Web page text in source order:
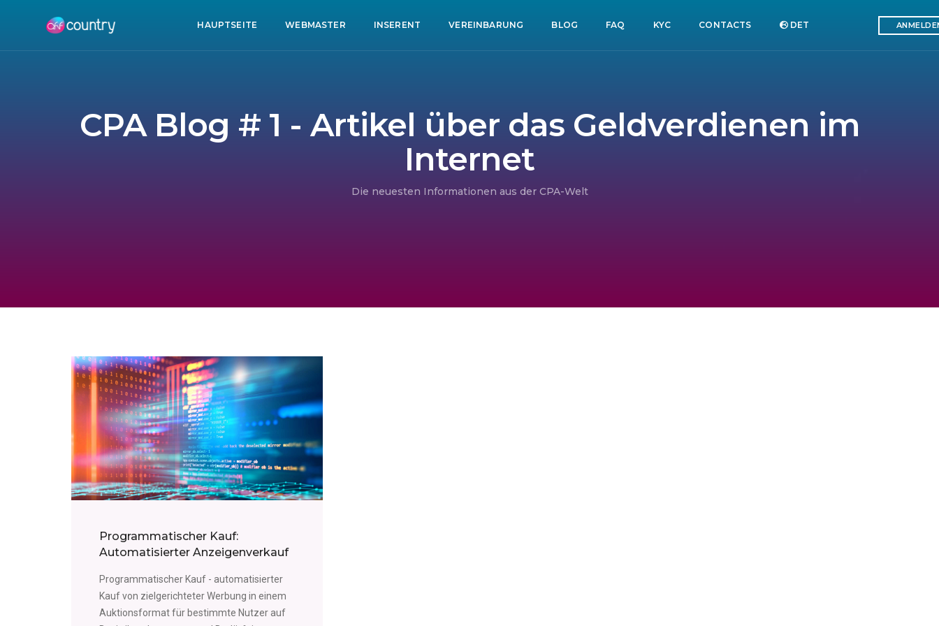
HAUPTSEITE WEBMASTER INSERENT VEREINBARUNG BLOG FAQ KYC CONTACTS DET
CPA Blog # 1 - Artikel über das Geldverdienen im
Internet
Die neuesten Informationen aus der CPA-Welt
Programmatischer Kauf:
Automatisierter Anzeigenverkauf
Programmatischer Kauf - automatisierter
Kauf von zielgerichteter Werbung in einem
Auktionsformat für bestimmte Nutzer auf